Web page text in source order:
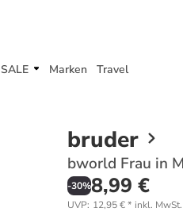
SALE Marken Travel
bruder
bworld Frau in
-30%8,99 €
UVP: 12,95 €* inkl. MwSt.